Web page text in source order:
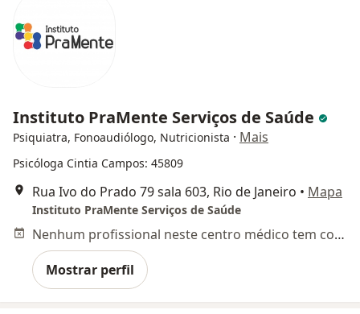
Instituto PraMente Serviços de Saúde
Psiquiatra, Fonoaudiólogo, Nutricionista · Mais
Psicóloga Cintia Campos: 45809
Rua Ivo do Prado 79 sala 603, Rio de Janeiro • Mapa
Instituto PraMente Serviços de Saúde
Nenhum profissional neste centro médico tem consultas disponíveis
Mostrar perfil